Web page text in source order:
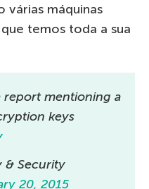
várias máquinas
temos toda a sua
mentioning a
keys
& Security
20, 2015